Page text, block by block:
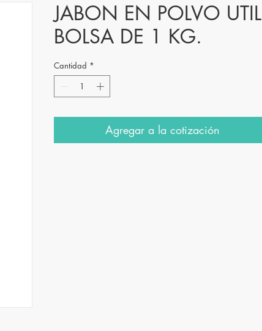
JABON EN POLVO UTIL
BOLSA DE 1 KG.
Cantidad *
Agregar a la cotización